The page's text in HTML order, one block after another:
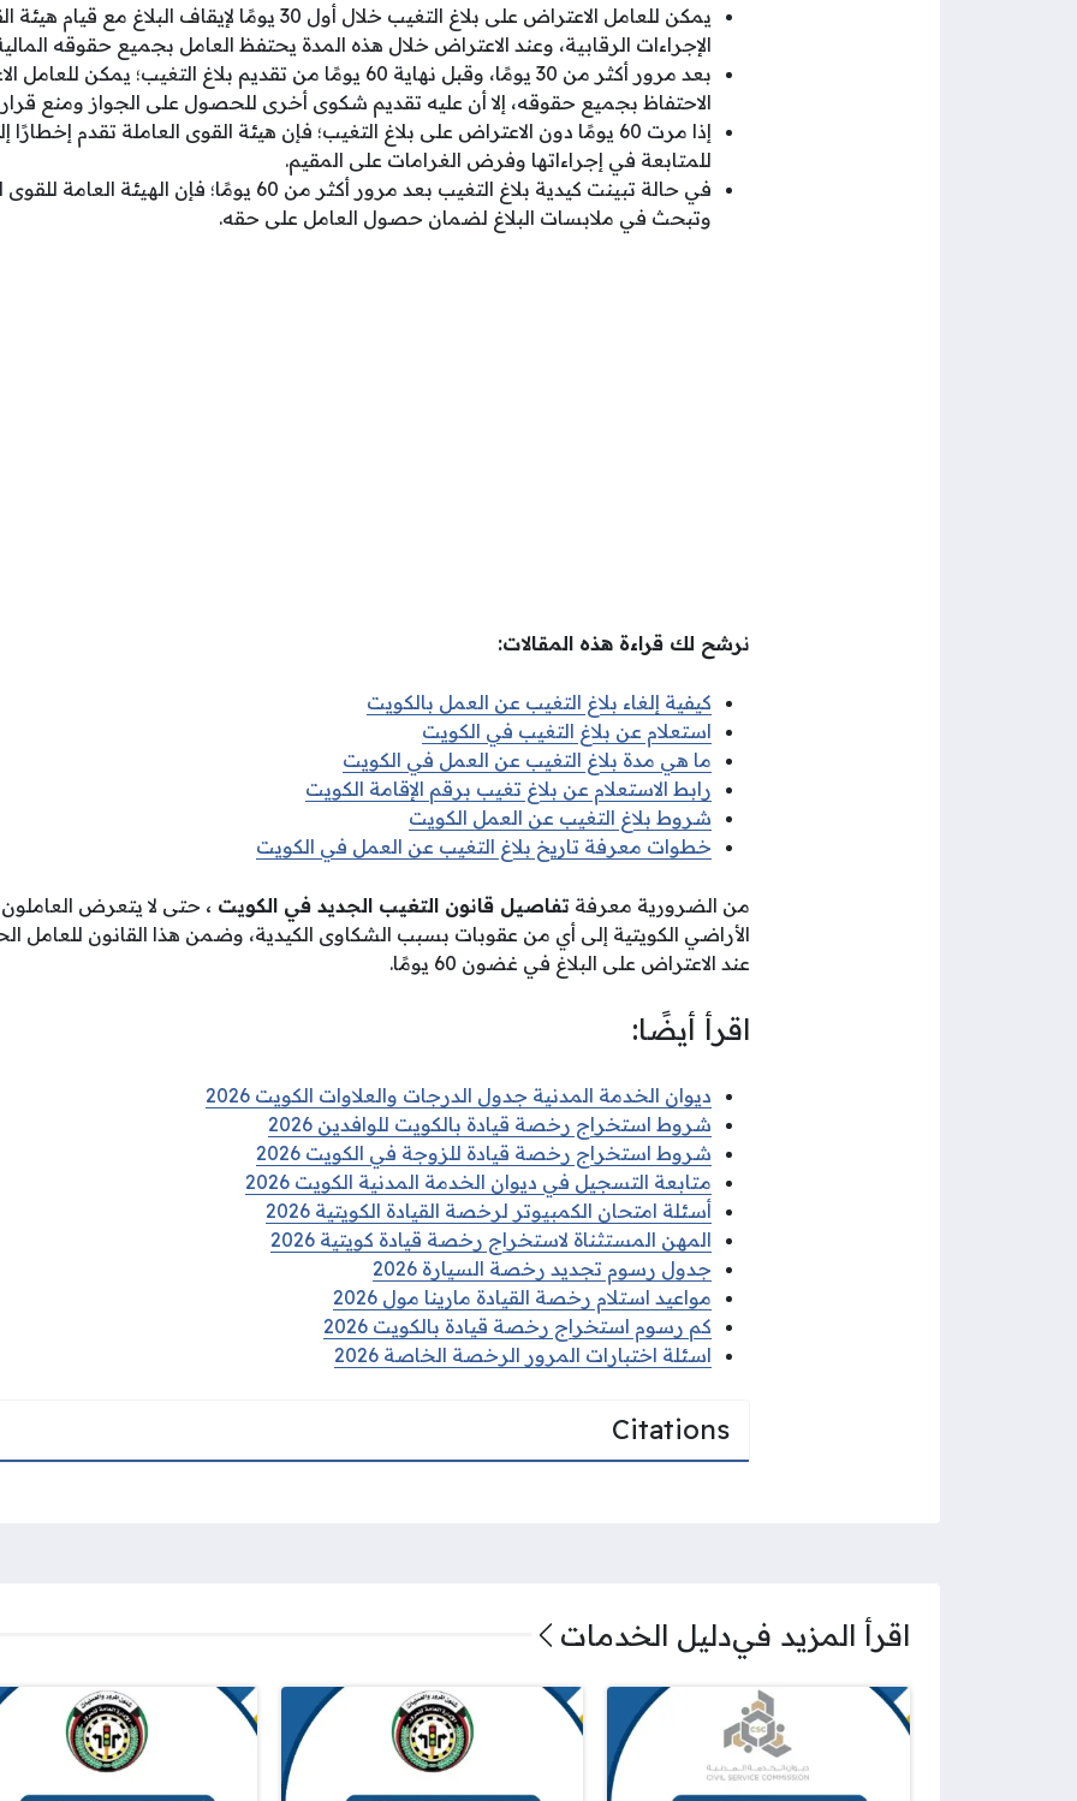
يمكن للعامل الاعتراض على بلاغ التغيب خلال أول 30 يومًا لإيقاف
الإجراءات الرقابية، وعند الاعتراض خلال هذه المدة يحتفظ العامل بجميع حقوقه
بعد مرور أكثر من 30 يومًا، وقبل نهاية 60 يومًا من تقديم بلاغ التغيب؛
الاحتفاظ بجميع حقوقه، إلا أن عليه تقديم شكوى أخرى للحصول على الجواز ومنع قرار
إذا مرت 60 يومًا دون الاعتراض على بلاغ التغيب؛ فإن هيئة القوى العاملة تقدم إخطارًا
للمتابعة في إجراءاتها وفرض الغرامات على المقيم.
في حالة تبينت كيدية بلاغ التغيب بعد مرور أكثر من 60 يومًا؛
وتبحث في ملابسات البلاغ لضمان حصول العامل على حقه.
نرشح لك قراءة هذه المقالات:
كيفية إلغاء بلاغ التغيب عن العمل بالكويت
استعلام عن بلاغ التغيب في الكويت
ما هي مدة بلاغ التغيب عن العمل في الكويت
رابط الاستعلام عن بلاغ تغيب برقم الإقامة الكويت
شروط بلاغ التغيب عن العمل الكويت
خطوات معرفة تاريخ بلاغ التغيب عن العمل في الكويت
من الضرورية معرفة تفاصيل قانون التغيب الجديد في الكويت ، حتى لا يتعرض
الأراضي الكويتية إلى أي من عقوبات بسبب الشكاوى الكيدية، وضمن هذا القانون
عند الاعتراض على البلاغ في غضون 60 يومًا.
اقرأ أيضًا:
ديوان الخدمة المدنية جدول الدرجات والعلاوات الكويت 2026
شروط استخراج رخصة قيادة بالكويت للوافدين 2026
شروط استخراج رخصة قيادة للزوجة في الكويت 2026
متابعة التسجيل في ديوان الخدمة المدنية الكويت 2026
أسئلة امتحان الكمبيوتر لرخصة القيادة الكويتية 2026
المهن المستثناة لاستخراج رخصة قيادة كويتية 2026
جدول رسوم تجديد رخصة السيارة 2026
مواعيد استلام رخصة القيادة مارينا مول 2026
كم رسوم استخراج رخصة قيادة بالكويت 2026
اسئلة اختبارات المرور الرخصة الخاصة 2026
Citations
اقرأ المزيد فيدليل الخدمات